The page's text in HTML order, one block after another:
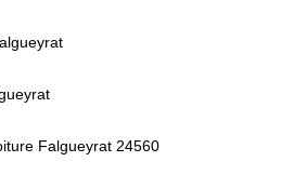
Falgueyrat 24560